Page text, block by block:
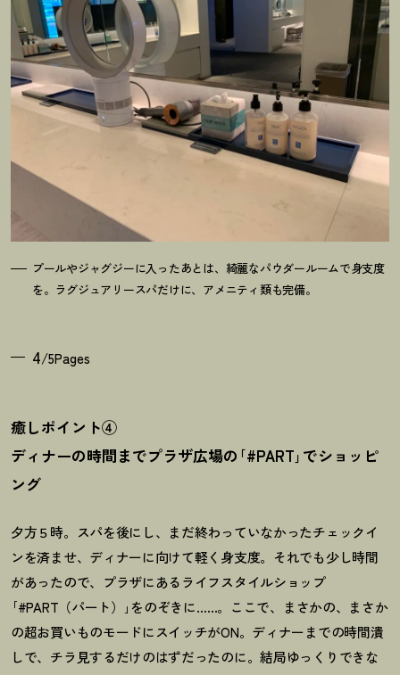
プールやジャグジーに入ったあとは、綺麗なパウダールームで身支度
を。ラグジュアリースパだけに、アメニティ類も完備。
4/5Pages
癒しポイント④
ディナーの時間までプラザ広場の｢#PART｣でショッピ
ング
夕方５時。スパを後にし、まだ終わっていなかったチェックイ
ンを済ませ、ディナーに向けて軽く身支度。それでも少し時間
があったので、プラザにあるライフスタイルショップ
｢#PART（パート）｣をのぞきに……。ここで、まさかの、まさか
の超お買いものモードにスイッチがON。ディナーまでの時間潰
しで、チラ見するだけのはずだったのに。結局ゆっくりできな